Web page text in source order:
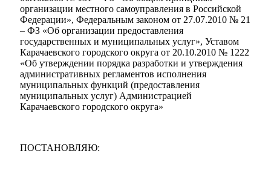
организации местного самоуправления в Российской
Федерации», Федеральным законом от 27.07.2010 № 21
– ФЗ «Об организации предоставления
государственных и муниципальных услуг», Уставом
Карачаевского городского округа от 20.10.2010 № 1222
«Об утверждении порядка разработки и утверждения
административных регламентов исполнения
муниципальных функций (предоставления
муниципальных услуг) Администрацией
Карачаевского городского округа»
ПОСТАНОВЛЯЮ: